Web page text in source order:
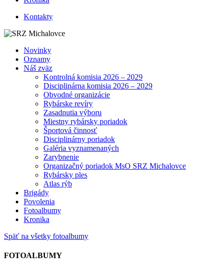
Kontakty
Novinky
Oznamy
Náš zväz
Kontrolná komisia 2026 – 2029
Disciplinárna komisia 2026 – 2029
Obvodné organizácie
Rybárske revíry
Zasadnutia výboru
Miestny rybársky poriadok
Športová činnosť
Disciplinárny poriadok
Galéria vyznamenaných
Zarybnenie
Organizačný poriadok MsO SRZ Michalovce
Rybársky ples
Atlas rýb
Brigády
Povolenia
Fotoalbumy
Kronika
Späť na všetky fotoalbumy
FOTOALBUMY